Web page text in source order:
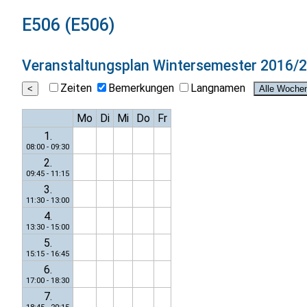
E506 (E506)
Veranstaltungsplan Wintersemester 2016/
Zeiten Bemerkungen Langnamen
Mo Di Mi Do
Fr
1.
08:00 - 09:30
2.
09:45 - 11:15
3.
11:30 - 13:00
4.
13:30 - 15:00
5.
15:15 - 16:45
6.
17:00 - 18:30
7.